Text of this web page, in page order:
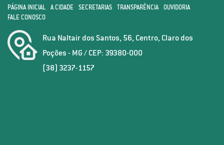
PÁGINA INICIAL A CIDADE SECRETARIAS TRANSPARÊNCIA
OUVIDORIA
FALE CONOSCO
Rua Naltair dos Santos, 56, Centro, Claro dos
Poções - MG / CEP: 39380-000
(38) 3237-1157